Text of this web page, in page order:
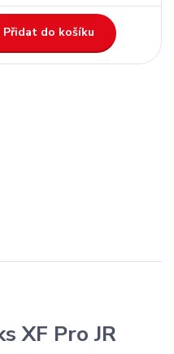
Přidat do košíku
XF Pro JR